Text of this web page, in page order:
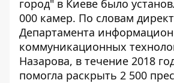
город" в Киеве было
000 камер. По словам
Департамента
коммуникационных
Назарова, в течение 2018
помогла раскрыть 2 500